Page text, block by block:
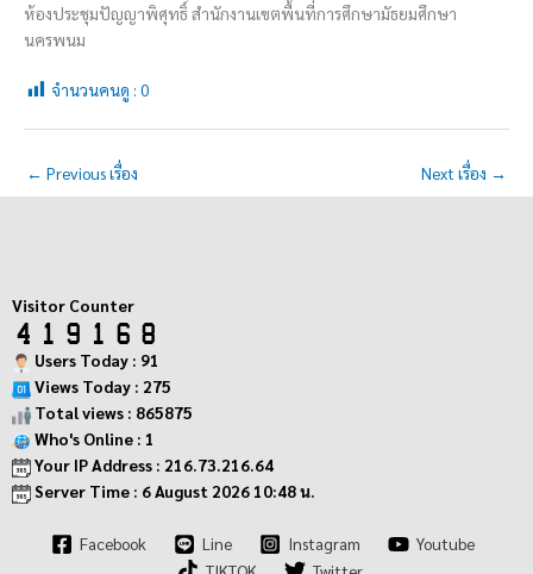
ห้องประชุมปัญญาพิศุทธิ์ สำนักงานเขตพื้นที่การศึกษามัธยมศึกษา
นครพนม
จำนวนคนดู : 0
← Previous เรื่อง Next เรื่อง →
Visitor Counter
Users Today : 91
Views Today : 275
Total views : 865875
Who's Online : 1
Your IP Address : 216.73.216.64
Server Time : 6 August 2026 10:48 น.
Facebook Line Instagram
Youtube